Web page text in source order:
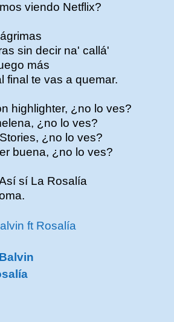
viendo Netflix?
sin decir na' callá'
más
final te vas a quemar.
highlighter, ¿no lo ves?
¿no lo ves?
¿no lo ves?
buena, ¿no lo ves?
sí La Rosalía
ft Rosalía